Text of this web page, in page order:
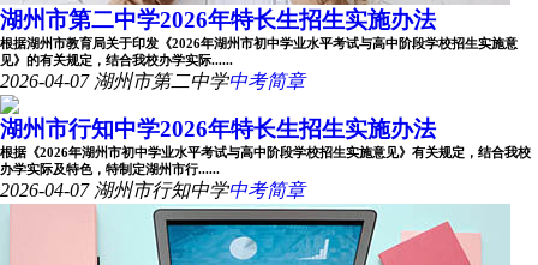
湖州市第二中学2026年特长生招生实施办法
根据湖州市教育局关于印发《2026年湖州市初中学业水平考试与高中阶段学校招生实施意
见》的有关规定，结合我校办学实际......
2026-04-07 湖州市第二中学中考简章
湖州市行知中学2026年特长生招生实施办法
根据《2026年湖州市初中学业水平考试与高中阶段学校招生实施意见》有关规定，结合我校
办学实际及特色，特制定湖州市行......
2026-04-07 湖州市行知中学中考简章